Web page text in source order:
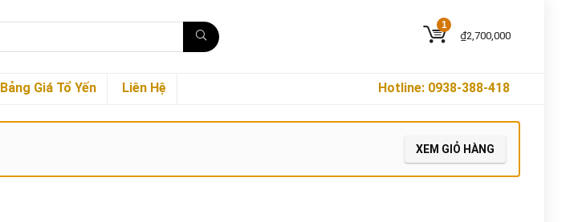
1
₫2,700,000
Bảng Giá Tổ Yến Liên Hệ Hotline: 0938-388-418
XEM GIỎ HÀNG